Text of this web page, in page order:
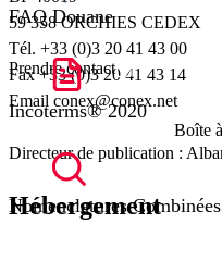
Prendre contact
Boîte
59 358 ORCHIES CEDEX
Tél. +33 (0)3 20 41 43 00
Fax +33 (0)3 20 41 43 14
Email conex@conex.net
Directeur de publication :
Hébergement
FAQ Douane
Incoterms® 2020
Nomenclatures Combinées